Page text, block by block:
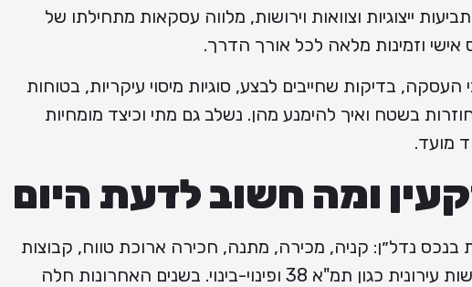
ייצוגיות וצוואות וירושות, מלווה עסקאות מתחילתו של
אישי וזמינות מלאה לכל אורך הדרך.
בדיקות שחייבים לבצע, סוגיות מיסוי עיקריות, בטוחות
בשטח ואיך להימנע מהן. נשלב גם מתי וכיצד מומחיות
מועד.
ומה חשוב לדעת היום
נדל״ן: קניה, מכירה, מתנה, חכירה ארוכת טווח, קבוצות
רכישה, קומבינציה, וכן עסקאות התחדשות עירונית כגון תמ"א 38 ופינוי-בינוי. בשנים האחרונות חלה